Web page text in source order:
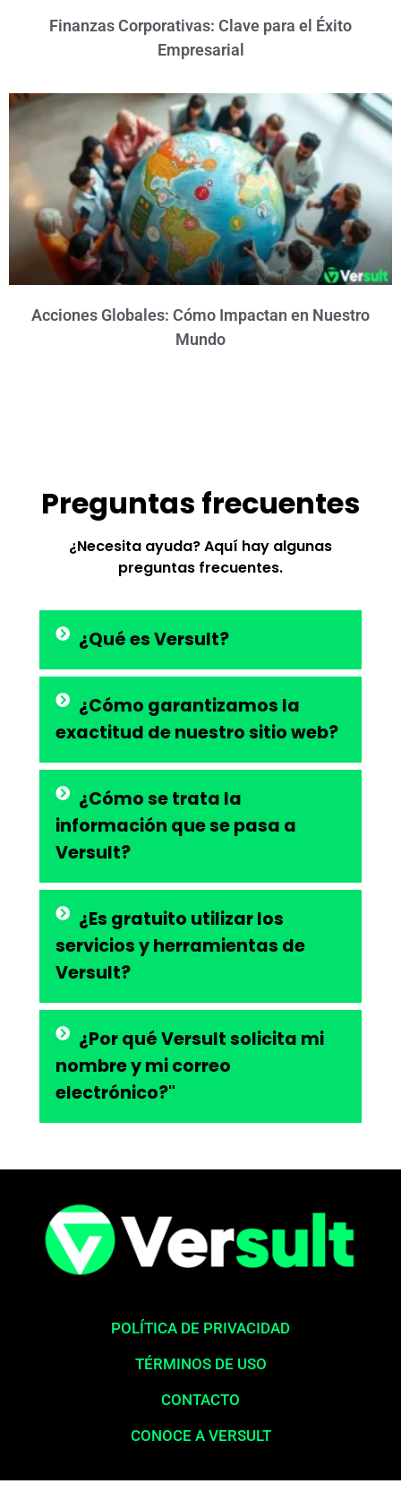
Finanzas Corporativas: Clave para el Éxito
Empresarial
Acciones Globales: Cómo Impactan en Nuestro
Mundo
Preguntas frecuentes
¿Necesita ayuda? Aquí hay algunas
preguntas frecuentes.
¿Qué es Versult?
¿Cómo garantizamos la
exactitud de nuestro sitio web?
¿Cómo se trata la
información que se pasa a
Versult?
¿Es gratuito utilizar los
servicios y herramientas de
Versult?
¿Por qué Versult solicita mi
nombre y mi correo
electrónico?"
POLÍTICA DE PRIVACIDAD
TÉRMINOS DE USO
CONTACTO
CONOCE A VERSULT